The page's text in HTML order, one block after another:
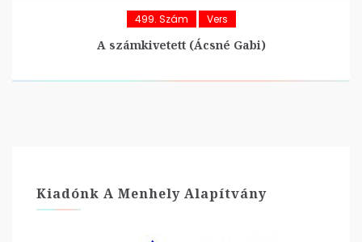
499. Szám Vers
A számkivetett (Ácsné Gabi)
Kiadónk A Menhely Alapítvány